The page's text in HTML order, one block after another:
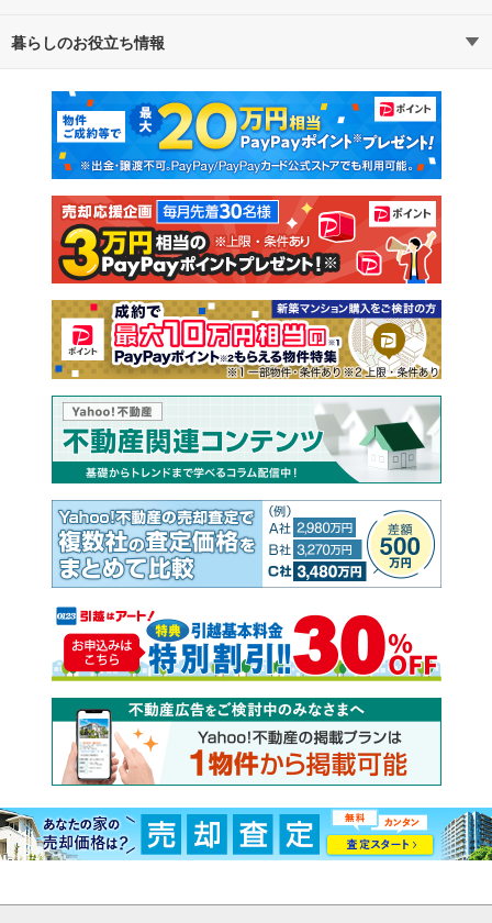
不動産・住宅
新築マンション 中古マンション
新築一戸建て 中古一戸建て
注文住宅 土地
売却査定
暮らしのお役立ち情報
マンションカタログ 教えて！住まいの先生